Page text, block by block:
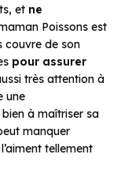
et ne
Poissons est
couvre de son
pour assurer
très attention à
une
bien à maîtriser sa
manquer
tellement